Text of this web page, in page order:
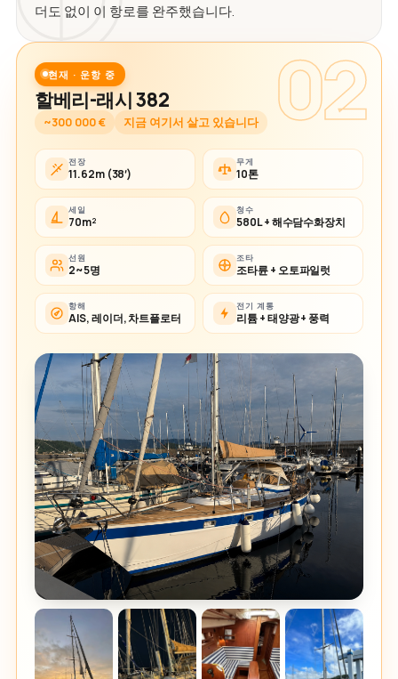
더도 없이 이 항로를 완주했습니다.
02
현재 · 운항 중
할베리-래시 382
~300 000 € 지금 여기서 살고 있습니다
전장
11.62m (38′)
무게
10톤
세일
70m²
청수
580L + 해수담수화장치
선원
2~5명
조타
조타륜 + 오토파일럿
항해
AIS, 레이더, 차트플로터
전기 계통
리튬 + 태양광 + 풍력